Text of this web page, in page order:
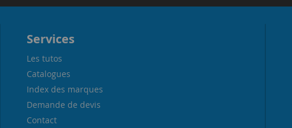
Services
Les tutos
Catalogues
Index des marques
Demande de devis
Contact